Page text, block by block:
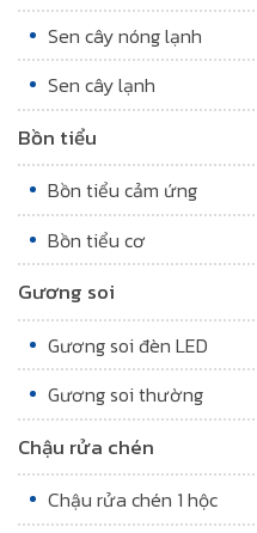
Sen cây nóng lạnh
Sen cây lạnh
Bồn tiểu
Bồn tiểu cảm ứng
Bồn tiểu cơ
Gương soi
Gương soi đèn LED
Gương soi thường
Chậu rửa chén
Chậu rửa chén 1 hộc